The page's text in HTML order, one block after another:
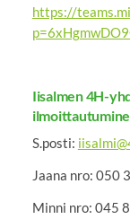
https://
Iisalmen 4H-
S.posti:
Jaana nro: 050
Minni nro: 045